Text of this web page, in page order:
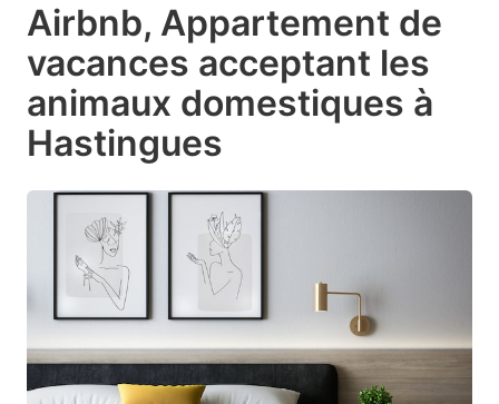
Airbnb, Appartement de
vacances acceptant les
animaux domestiques à
Hastingues